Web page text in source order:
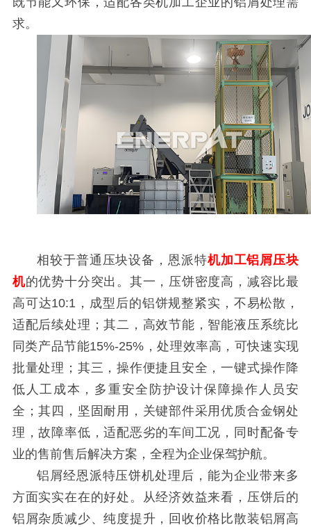
求。
相较于普通压块设备，恩派特机加工铝屑压块
机的优势十分突出。其一，压饼密度高，减容比最
高可达10:1，成型后的铝饼规整紧实，不易松散，
适配后续处理；其二，高效节能，智能液压系统比
同类产品节能15%-25%，处理效率高，可快速实现
批量处理；其三，操作便捷且安全，一键式操作降
低人工成本，多重安全防护设计保障操作人员安
全；其四，坚固耐用，关键部件采用优质合金钢处
理，故障率低，适配恶劣的车间工况，同时配备专
业的售前售后解决方案，全程为企业保驾护航。
铝屑经恩派特压饼机处理后，能为企业带来多
方面实实在在的好处。从经济效益来看，压饼后的
铝屑杂质减少、纯度提升，回收价格比散装铝屑高